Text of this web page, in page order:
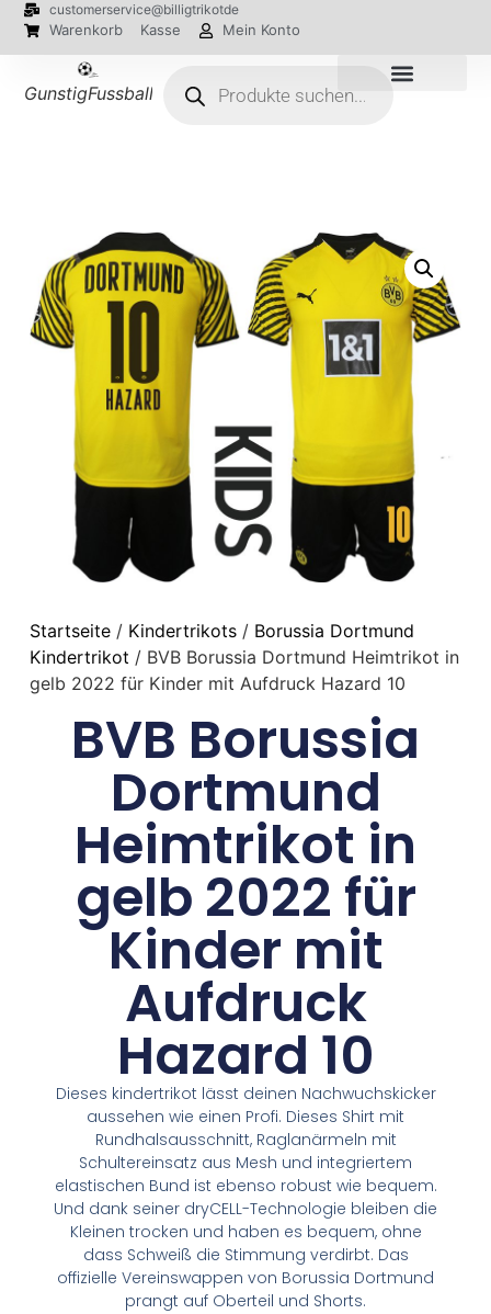
customerservice@billigtrikotde
Warenkorb Kasse Mein Konto
GunstigFussballTrikot
Startseite/ Kindertrikots/ Borussia Dortmund
Kindertrikot / BVB Borussia Dortmund Heimtrikot in
gelb 2022 für Kinder mit Aufdruck Hazard 10
BVB Borussia
Dortmund
Heimtrikot in
gelb 2022 für
Kinder mit
Aufdruck
Hazard 10
Dieses kindertrikot lässt deinen Nachwuchskicker
aussehen wie einen Profi. Dieses Shirt mit
Rundhalsausschnitt, Raglanärmeln mit
Schultereinsatz aus Mesh und integriertem
elastischen Bund ist ebenso robust wie bequem.
Und dank seiner dryCELL-Technologie bleiben die
Kleinen trocken und haben es bequem, ohne
dass Schweiß die Stimmung verdirbt. Das
offizielle Vereinswappen von Borussia Dortmund
prangt auf Oberteil und Shorts.